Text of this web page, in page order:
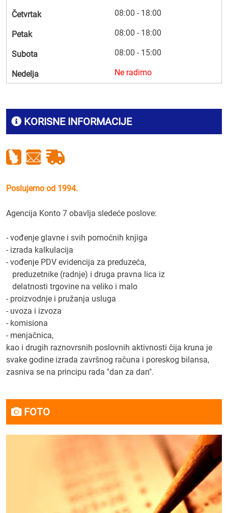
KORISNE INFORMACIJE
Poslujemo od 1994.
Agencija Konto 7 obavlja sledeće poslove:
- vođenje glavne i svih pomoćnih knjiga
- izrada kalkulacija
- vođenje PDV evidencija za preduzeća,
preduzetnike (radnje) i druga pravna lica iz
delatnosti trgovine na veliko i malo
- proizvodnje i pružanja usluga
- uvoza i izvoza
- komisiona
- menjačnica,
kao i drugih raznovrsnih poslovnih aktivnosti čija kruna je
svake godine izrada završnog računa i poreskog bilansa,
zasniva se na principu rada "dan za dan".
FOTO
Četvrtak 08:00 - 18:00
Petak 08:00 - 18:00
Subota 08:00 - 15:00
Nedelja Ne radimo